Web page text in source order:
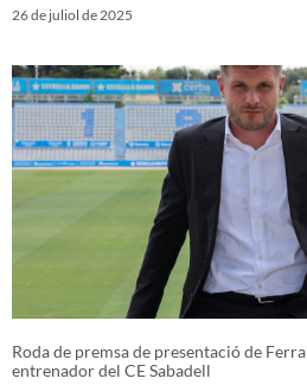
26 de juliol de 2025
Roda de premsa de presentació de
entrenador del CE Sabadell